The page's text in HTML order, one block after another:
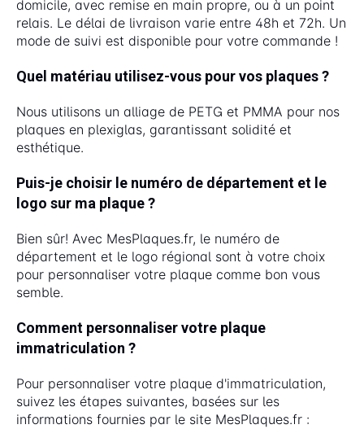
domicile, avec remise en main propre, ou à un point
relais. Le délai de livraison varie entre 48h et 72h. Un
mode de suivi est disponible pour votre commande !
Quel matériau utilisez-vous pour vos plaques ?
Nous utilisons un alliage de PETG et PMMA pour nos
plaques en plexiglas, garantissant solidité et
esthétique.
Puis-je choisir le numéro de département et le
logo sur ma plaque ?
Bien sûr! Avec MesPlaques.fr, le numéro de
département et le logo régional sont à votre choix
pour personnaliser votre plaque comme bon vous
semble.
Comment personnaliser votre plaque
immatriculation ?
Pour personnaliser votre plaque d'immatriculation,
suivez les étapes suivantes, basées sur les
informations fournies par le site MesPlaques.fr :